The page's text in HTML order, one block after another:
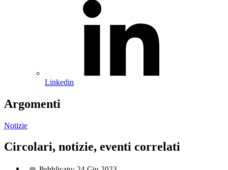
Linkedin
Argomenti
Notizie
Circolari, notizie, eventi correlati